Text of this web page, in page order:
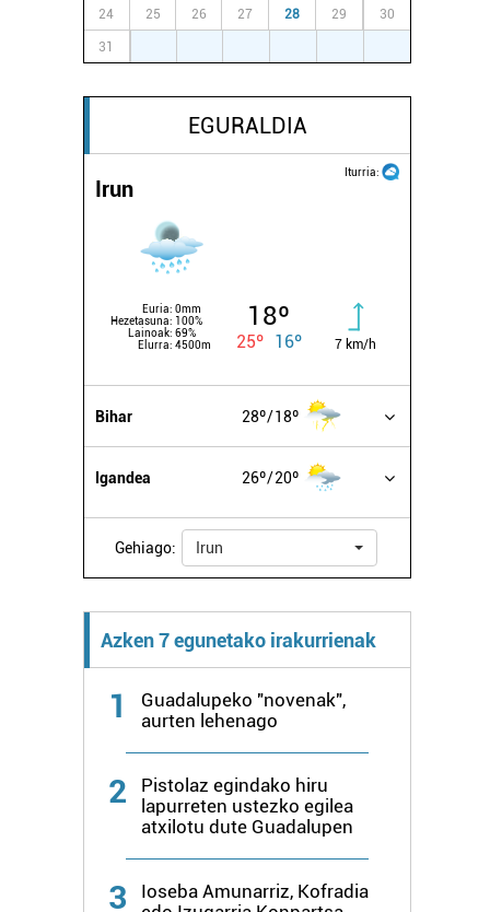
24 25 26 27 28 29 30
31
EGURALDIA
Iturria:
Irun
Euria: 0mm
Hezetasuna: 100%
Lainoak: 69%
Elurra: 4500m
18º
25º 16º 7 km/h
Bihar 28º 18º
Igandea 26º 20º
Gehiago: Irun
Azken 7 egunetako irakurrienak
1
Guadalupeko "novenak",
aurten lehenago
2
Pistolaz egindako hiru
lapurreten ustezko egilea
atxilotu dute Guadalupen
3
Ioseba Amunarriz, Kofradia